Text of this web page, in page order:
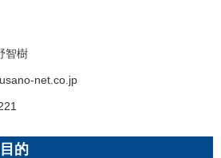
智樹
net.co.jp
的